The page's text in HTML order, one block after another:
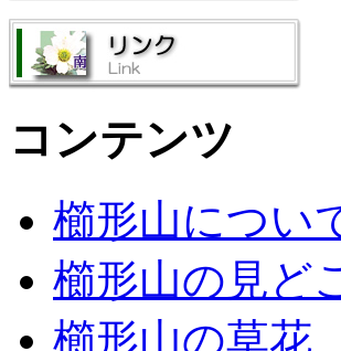
コンテンツ
櫛形山につい
櫛形山の見ど
櫛形山の草花